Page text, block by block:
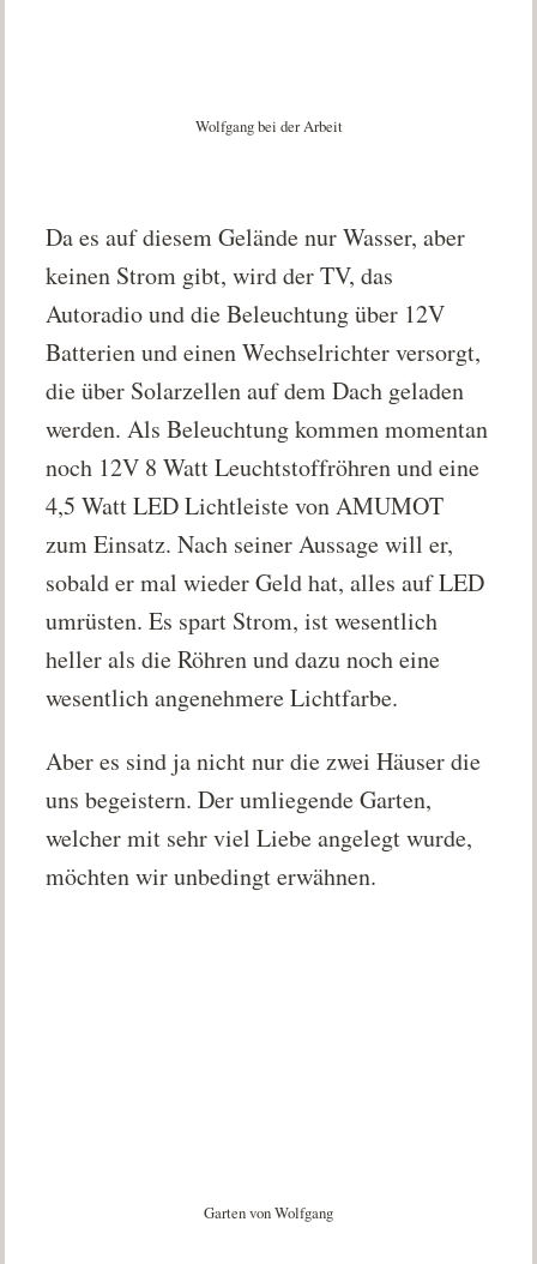
Wolfgang bei der Arbeit
Da es auf diesem Gelände nur Wasser, aber
keinen Strom gibt, wird der TV, das
Autoradio und die Beleuchtung über 12V
Batterien und einen Wechselrichter versorgt,
die über Solarzellen auf dem Dach geladen
werden. Als Beleuchtung kommen momentan
noch 12V 8 Watt Leuchtstoffröhren und eine
4,5 Watt LED Lichtleiste von AMUMOT
zum Einsatz. Nach seiner Aussage will er,
sobald er mal wieder Geld hat, alles auf LED
umrüsten. Es spart Strom, ist wesentlich
heller als die Röhren und dazu noch eine
wesentlich angenehmere Lichtfarbe.
Aber es sind ja nicht nur die zwei Häuser die
uns begeistern. Der umliegende Garten,
welcher mit sehr viel Liebe angelegt wurde,
möchten wir unbedingt erwähnen.
Garten von Wolfgang